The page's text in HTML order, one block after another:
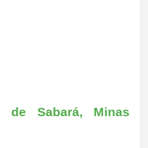
de Sabará, Minas